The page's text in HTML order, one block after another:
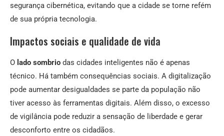
segurança cibernética, evitando que a cidade se torne refém
de sua própria tecnologia.
Impactos sociais e qualidade de vida
O lado sombrio das cidades inteligentes não é apenas
técnico. Há também consequências sociais. A digitalização
pode aumentar desigualdades se parte da população não
tiver acesso às ferramentas digitais. Além disso, o excesso
de vigilância pode reduzir a sensação de liberdade e gerar
desconforto entre os cidadãos.